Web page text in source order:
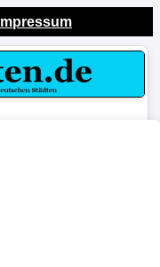
Impressum